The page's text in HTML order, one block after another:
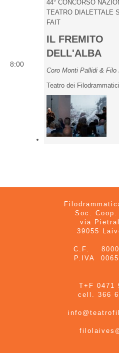
8:00
44° CONCORSO
TEATRO DIALETTALE
FAIT
IL FREMITO
DELL'ALBA
Coro Monti Pallidi & Filo
Teatro dei
Soc.
via
39055
C.F.
P.IVA
T+F 0471
cell. 366